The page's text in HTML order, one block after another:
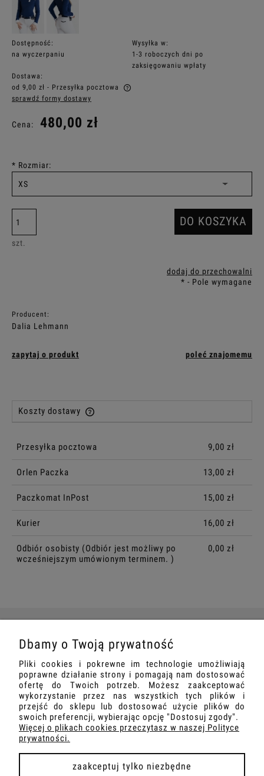
Dostępność:
na wyczerpaniu
Wysyłka w:
1-3 roboczych dni po
zaksięgowaniu wpłaty
Dostawa:
od 9,00 zł - Przesyłka pocztowa
Cena nie zawiera ewentualnych kosztów płatności
sprawdź formy dostawy
Cena: 480,00 zł
* Rozmiar:
szt.
DO KOSZYKA
dodaj do przechowalni
* - Pole wymagane
Producent:
Dalia Lehmann
zapytaj o produkt poleć znajomemu
Koszty dostawy
Cena nie zawiera ewentualnych kosztów płatności
Przesyłka pocztowa 9,00 zł
Orlen Paczka 13,00 zł
Paczkomat InPost 15,00 zł
Kurier 16,00 zł
Odbiór osobisty (Odbiór jest możliwy po
wcześniejszym umówionym terminem. )
0,00 zł
INFORMACJE
DOSTAWA I PŁATNOŚCI
pokaż pełną wersję strony
Dbamy o Twoją prywatność
Pliki cookies i pokrewne im technologie umożliwiają
poprawne działanie strony i pomagają nam dostosować
ofertę do Twoich potrzeb. Możesz zaakceptować
wykorzystanie przez nas wszystkich tych plików i
przejść do sklepu lub dostosować użycie plików do
swoich preferencji, wybierając opcję "Dostosuj zgody".
Więcej o plikach cookies przeczytasz w naszej Polityce
prywatności.
zaakceptuj tylko niezbędne